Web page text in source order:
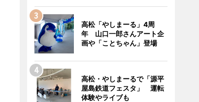
高松「やしまーる」4周
年 山口一郎さんアート企
画や「ことちゃん」登場
高松・やしまーるで「源平
屋島鉄道フェスタ」 運転
体験やライブも